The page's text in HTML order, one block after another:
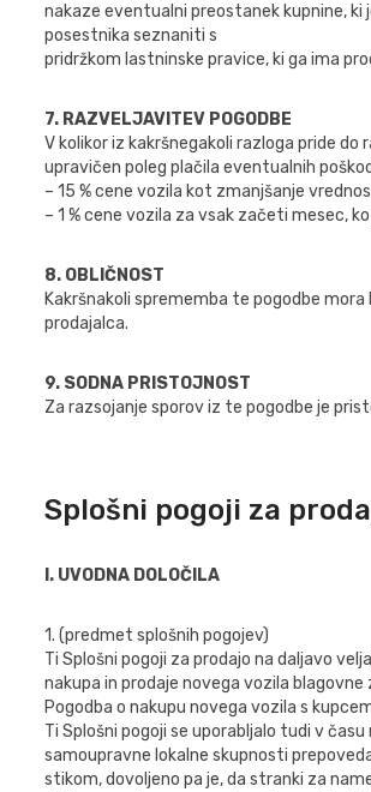
nakaze eventualni preostanek kupnine,
posestnika seznaniti s
pridržkom lastninske pravice, ki ga ima
7. RAZVELJAVITEV POGODBE
V kolikor iz kakršnegakoli razloga pride
upravičen poleg plačila eventualnih
– 15 % cene vozila kot zmanjšanje
– 1 % cene vozila za vsak začeti mesec,
8. OBLIČNOST
Kakršnakoli sprememba te pogodbe
prodajalca.
9. SODNA PRISTOJNOST
Za razsojanje sporov iz te pogodbe je
Splošni pogoji za
I. UVODNA DOLOČILA
1. (predmet splošnih pogojev)
Ti Splošni pogoji za prodajo na daljavo
nakupa in prodaje novega vozila blagovne
Pogodba o nakupu novega vozila s
Ti Splošni pogoji se uporabljalo tudi v
samoupravne lokalne skupnosti
stikom, dovoljeno pa je, da stranki za